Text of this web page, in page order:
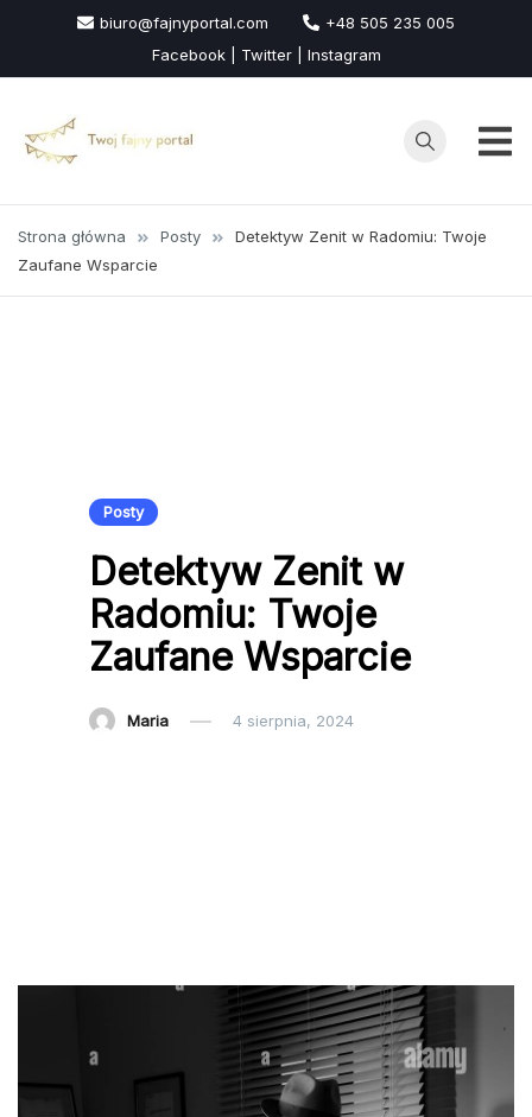
treści
biuro@fajnyportal.com
+48 505 235 005
Facebook | Twitter | Instagram
Strona główna Posty
Detektyw Zenit w Radomiu: Twoje
Zaufane Wsparcie
Posty
Detektyw Zenit w
Radomiu: Twoje
Zaufane Wsparcie
Maria 4 sierpnia, 2024